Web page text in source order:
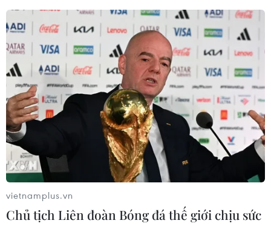
vietnamplus.vn
Chủ tịch Liên đoàn Bóng đá thế giới chịu sức